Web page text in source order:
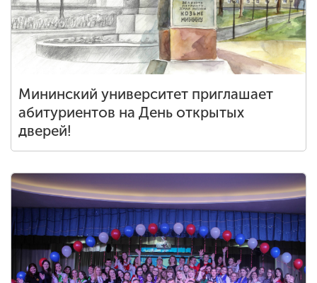
Мининский университет приглашает
абитуриентов на День открытых
дверей!